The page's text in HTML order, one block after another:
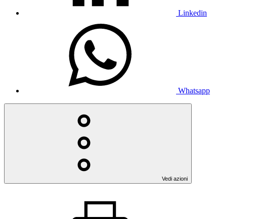
Linkedin
Whatsapp
Vedi azioni